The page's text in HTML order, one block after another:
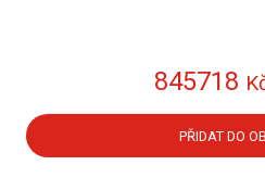
845718
PŘIDAT DO